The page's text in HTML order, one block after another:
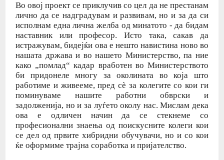
Во овој проект се приклучив со цел да не престанам
лично да се надградувам и развивам, но и за да си
исполнам една лична желба од минатото - да бидам
наставник или професор. Исто така, сакав да
истражувам, бидејќи ова е нешто навистина ново во
нашата држава и во нашето Министерство, па ние
како „помлад“ кадар вработен во Министерството
би придонеле многу за околината во која што
работиме и живееме, пред сѐ за колегите со кои ги
поминуваме нашите работни обврски и
задолженија, но и за луѓето околу нас. Мислам дека
ова е одличен начин да се стекнеме со
професионални знаења од поискусните колеги кои
се дел од првите хибридни обучувачи, но и со кои
ќе оформиме трајна соработка и пријателство.